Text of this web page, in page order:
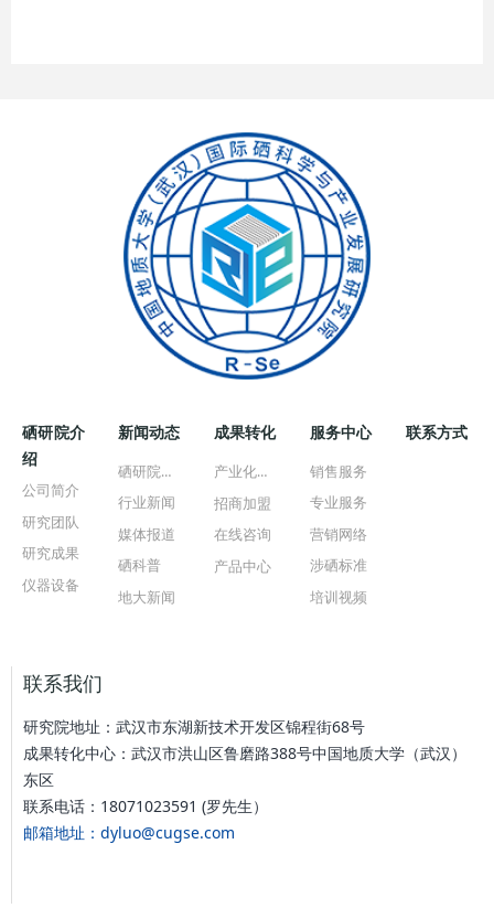
联系我们
研究院地址：武汉市东湖新技术开发区锦程街68号
成果转化中心：武汉市洪山区鲁磨路388号中国地质大学（武汉）
东区
联系电话：18071023591 (罗先生）
邮箱地址：dyluo@cugse.com
公司简介
研究团队
研究成果
仪器设备
硒研院介
绍
新闻动态
硒研院新闻
行业新闻
媒体报道
硒科普
地大新闻
成果转化
产业化公司
招商加盟
在线咨询
产品中心
服务中心
销售服务
专业服务
营销网络
涉硒标准
培训视频
联系方式